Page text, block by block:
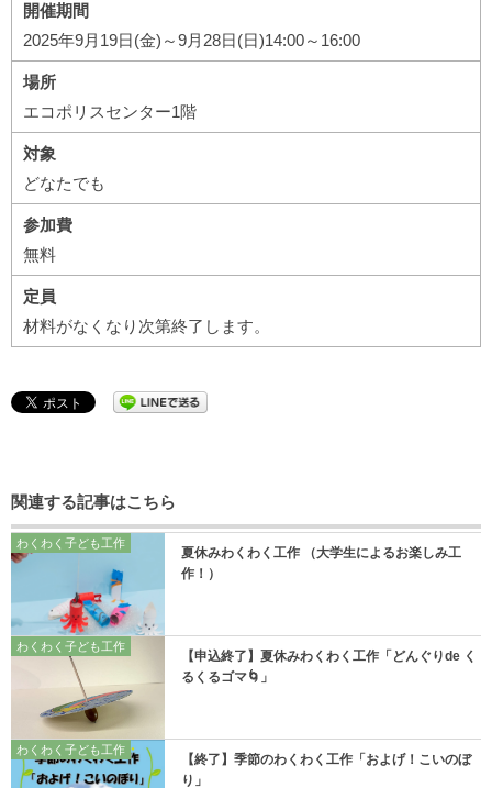
開催期間
2025年9月19日(金)～9月28日(日)14:00～16:00
場所
エコポリスセンター1階
対象
どなたでも
参加費
無料
定員
材料がなくなり次第終了します。
関連する記事はこちら
わくわく子ども工作
夏休みわくわく工作 （大学生によるお楽しみ工
作！）
わくわく子ども工作
【申込終了】夏休みわくわく工作「どんぐりde く
るくるゴマ🌀」
わくわく子ども工作
【終了】季節のわくわく工作「およげ！こいのぼ
り」